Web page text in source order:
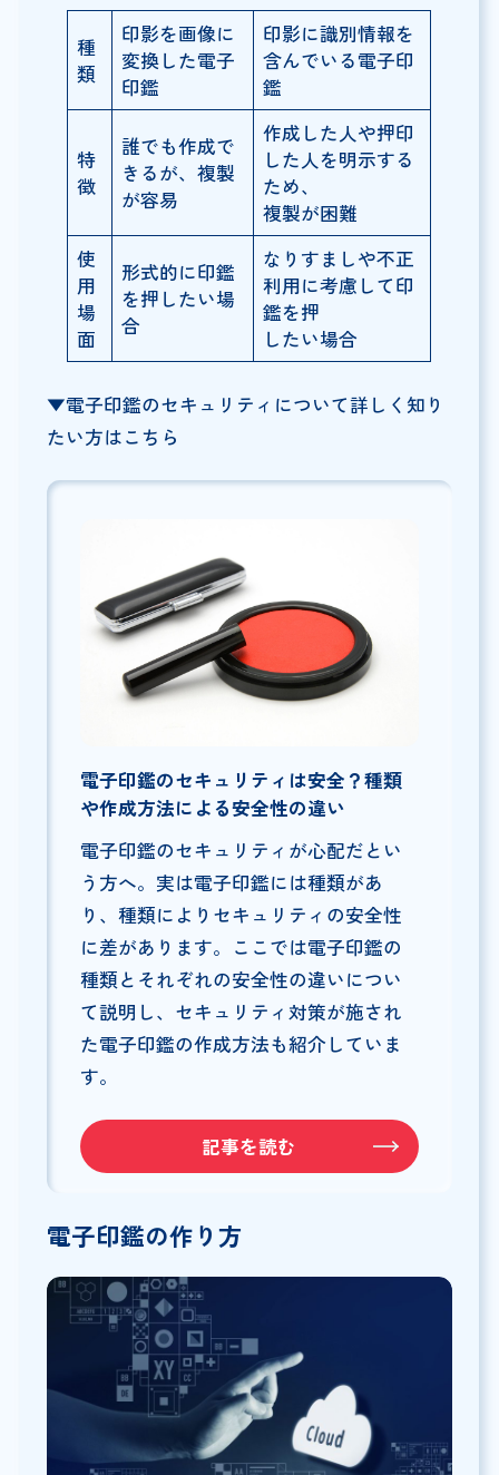
種
類
印影を画像に
変換した電子
印鑑
印影に識別情報を
含んでいる電子印
鑑
特
徴
誰でも作成で
きるが、複製
が容易
作成した人や押印
した人を明示する
ため、
複製が困難
使
用
場
面
形式的に印鑑
を押したい場
合
なりすましや不正
利用に考慮して印
鑑を押
したい場合
▼電子印鑑のセキュリティについて詳しく知り
たい方はこちら
記事を読む
電子印鑑のセキュリティは安全？種類
や作成方法による安全性の違い
電子印鑑のセキュリティが心配だとい
う方へ。実は電子印鑑には種類があ
り、種類によりセキュリティの安全性
に差があります。ここでは電子印鑑の
種類とそれぞれの安全性の違いについ
て説明し、セキュリティ対策が施され
た電子印鑑の作成方法も紹介していま
す。
電子印鑑の作り方